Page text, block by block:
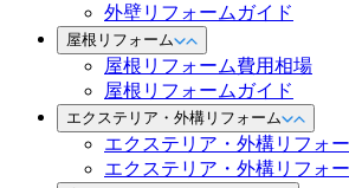
外壁リフォームガイド
屋根リフォーム
屋根リフォーム費用相場
屋根リフォームガイド
エクステリア・外構リフォーム
エクステリア・外構リフォ
エクステリア・外構リフォ